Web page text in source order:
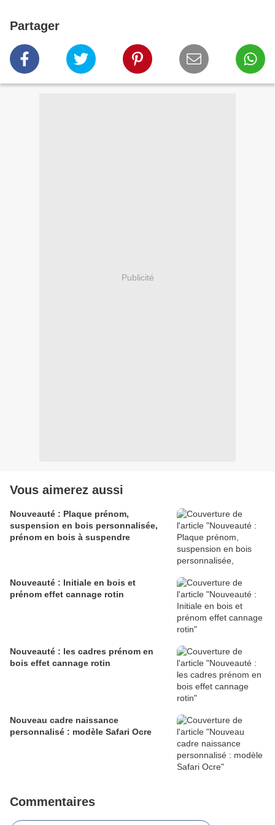
Partager
Publicité
Vous aimerez aussi
Nouveauté : Plaque prénom,
suspension en bois personnalisée,
prénom en bois à suspendre
Nouveauté : Initiale en bois et
prénom effet cannage rotin
Nouveauté : les cadres prénom en
bois effet cannage rotin
Nouveau cadre naissance
personnalisé : modèle Safari Ocre
Commentaires